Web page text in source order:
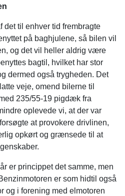
det til enhver tid frembragte
på baghjulene, så bilen vil
og det vil heller aldrig være
bagtil, hvilket har stor
dermed også trygheden. Det
veje, omend bilerne til
235/55-19 pigdæk fra
oplevede vi, at der var
at provokere drivlinen,
opkørt og grænsede til at
er princippet det samme, men
er som hidtil også
og i forening med elmotoren